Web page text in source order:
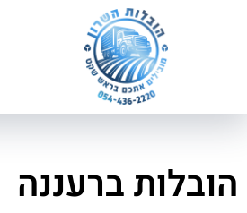
הובלות ברעננה